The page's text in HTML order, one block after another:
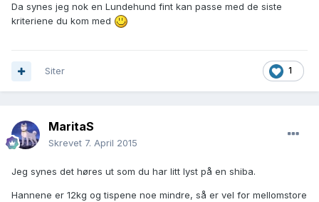
Da synes jeg nok en Lundehund fint kan passe med de siste
kriteriene du kom med
1
Siter
MaritaS
Skrevet 7. April 2015
Jeg synes det høres ut som du har litt lyst på en shiba.
Hannene er 12kg og tispene noe mindre, så er vel for mellomstore